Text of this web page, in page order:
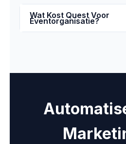
Wat Kost Quest Voor
Eventorganisatie?